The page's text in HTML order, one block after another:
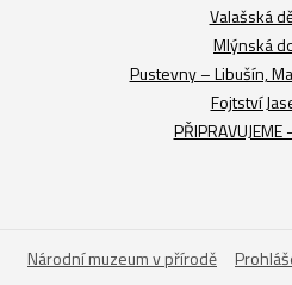
Valašská
Mlýnská
Pustevny – Libušín,
Fojtství
Národní muzeum v přírodě